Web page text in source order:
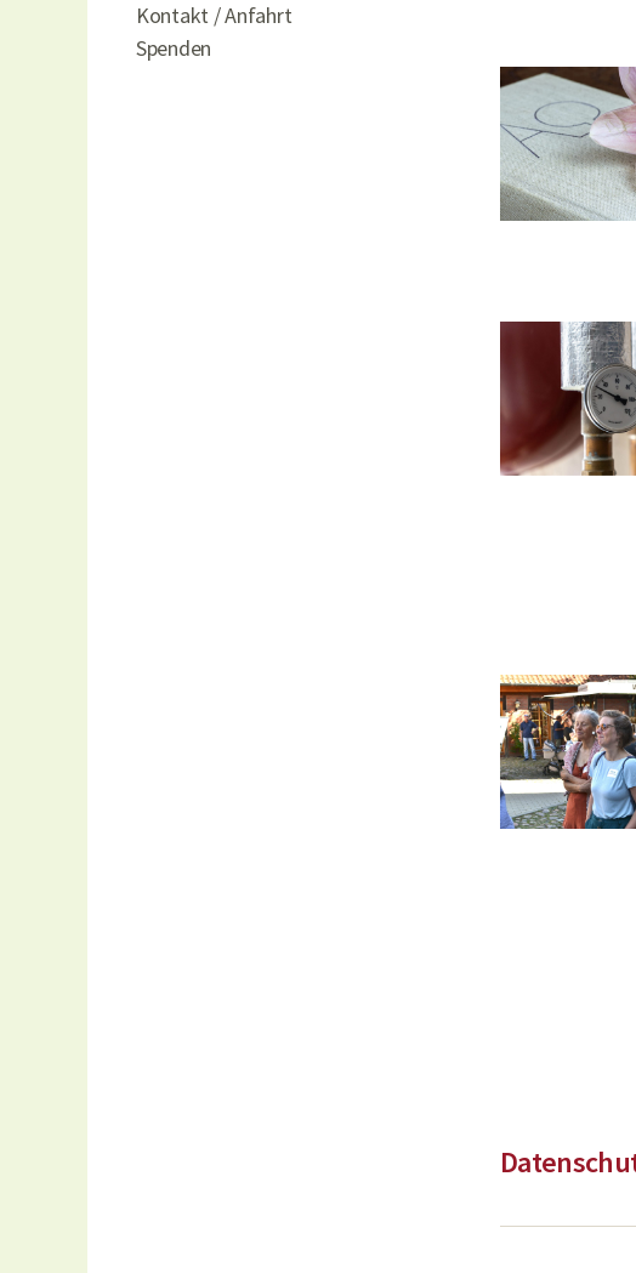
Kontakt / Anfahrt
Spenden